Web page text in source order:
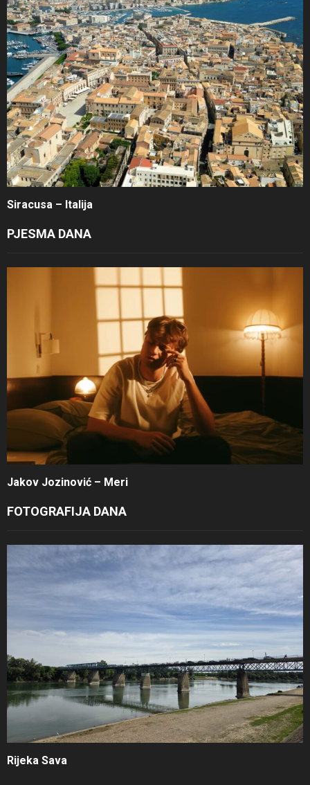
Siracusa – Italija
PJESMA DANA
Jakov Jozinović – Meri
FOTOGRAFIJA DANA
Rijeka Sava